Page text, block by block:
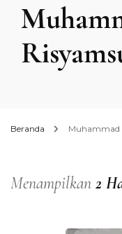
Beranda Muhammad
Menampilkan 2